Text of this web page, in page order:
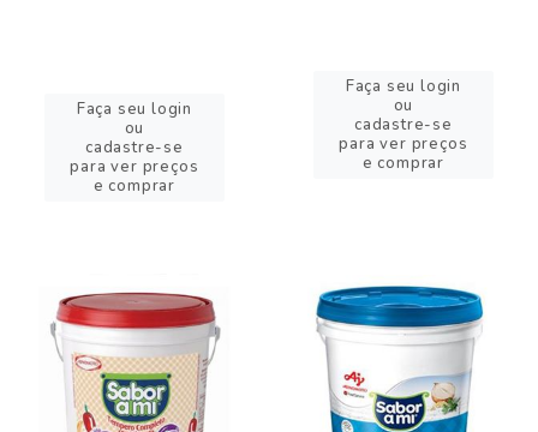
Faça seu login
ou
cadastre-se
para ver preços
e comprar
Faça seu login
ou
cadastre-se
para ver preços
e comprar